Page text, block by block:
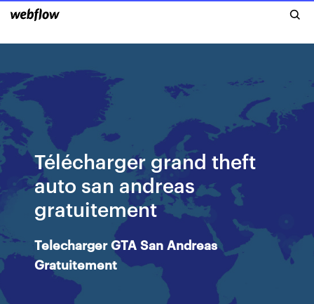
Télécharger grand theft
auto san andreas
gratuitement
Telecharger GTA San Andreas
Gratuitement